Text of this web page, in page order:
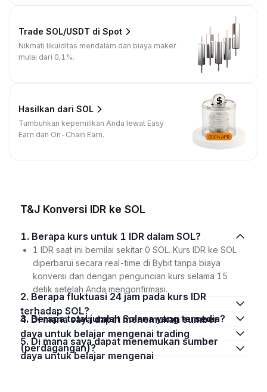
Trade SOL/USDT di Spot
Nikmati likuiditas mendalam dan biaya maker
mulai dari 0,1%.
Hasilkan dari SOL
Tumbuhkan kepemilikan Anda lewat Easy
Earn dan On-Chain Earn.
T&J Konversi IDR ke SOL
1. Berapa kurs untuk 1 IDR dalam SOL?
1 IDR saat ini bernilai sekitar 0 SOL. Kurs IDR ke SOL
diperbarui secara real-time di Bybit tanpa biaya
konversi dan dengan penguncian kurs selama 15
detik setelah Anda mengonfirmasi.
2. Berapa fluktuasi 24 jam pada kurs IDR
terhadap SOL?
3. Berapa total jumlah Solana yang tersedia?
4. Di mana saya dapat menemukan sumber
daya untuk belajar mengenai trading
(perdagangan)?
5. Di mana saya dapat menemukan sumber
daya untuk belajar mengenai